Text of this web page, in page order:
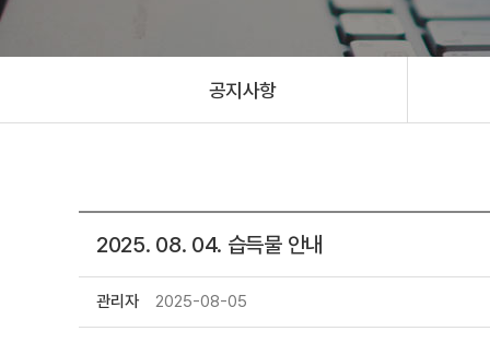
공지사항
2025. 08. 04. 습득물 안내
관리자 2025-08-05